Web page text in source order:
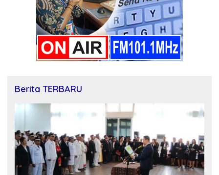
Berita TERBARU